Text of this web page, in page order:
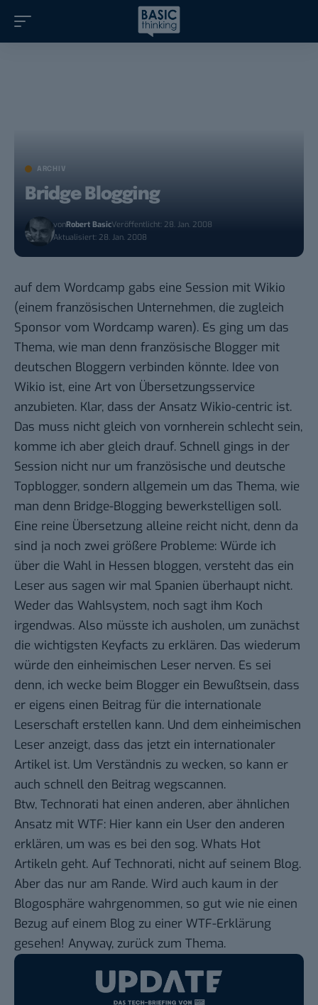
ARCHIV
Bridge Blogging
vonRobert BasicVeröffentlicht: 28. Jan. 2008
Aktualisiert: 28. Jan. 2008
auf dem Wordcamp gabs eine Session mit Wikio
(einem französischen Unternehmen, die zugleich
Sponsor vom Wordcamp waren). Es ging um das
Thema, wie man denn französische Blogger mit
deutschen Bloggern verbinden könnte. Idee von
Wikio ist, eine Art von Übersetzungsservice
anzubieten. Klar, dass der Ansatz Wikio-centric ist.
Das muss nicht gleich von vornherein schlecht sein,
komme ich aber gleich drauf. Schnell gings in der
Session nicht nur um französische und deutsche
Topblogger, sondern allgemein um das Thema, wie
man denn Bridge-Blogging bewerkstelligen soll.
Eine reine Übersetzung alleine reicht nicht, denn da
sind ja noch zwei größere Probleme: Würde ich
über die Wahl in Hessen bloggen, versteht das ein
Leser aus sagen wir mal Spanien überhaupt nicht.
Weder das Wahlsystem, noch sagt ihm Koch
irgendwas. Also müsste ich ausholen, um zunächst
die wichtigsten Keyfacts zu erklären. Das wiederum
würde den einheimischen Leser nerven. Es sei
denn, ich wecke beim Blogger ein Bewußtsein, dass
er eigens einen Beitrag für die internationale
Leserschaft erstellen kann. Und dem einheimischen
Leser anzeigt, dass das jetzt ein internationaler
Artikel ist. Um Verständnis zu wecken, so kann er
auch schnell den Beitrag wegscannen.
Btw, Technorati hat einen anderen, aber ähnlichen
Ansatz mit WTF: Hier kann ein User den anderen
erklären, um was es bei den sog. Whats Hot
Artikeln geht. Auf Technorati, nicht auf seinem Blog.
Aber das nur am Rande. Wird auch kaum in der
Blogosphäre wahrgenommen, so gut wie nie einen
Bezug auf einem Blog zu einer WTF-Erklärung
gesehen! Anyway, zurück zum Thema.